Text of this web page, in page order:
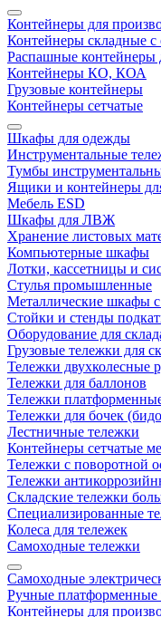
Контейнеры для
Контейнеры складные
Распашные контейнеры
Контейнеры КО, КОА
Грузовые контейнеры
Контейнеры сетчатые
Шкафы для одежды
Инструментальные
Тумбы
Ящики и контейнеры
Мебель ESD
Шкафы для ЛВЖ
Хранение листовых
Компьютерные шкафы
Лотки, кассетницы и
Стулья промышленные
Металлические шкафы
Стойки и стенды
Оборудование для
Грузовые тележки для
Тележки двухколесные
Тележки для баллонов
Тележки
Тележки для бочек
Лестничные тележки
Контейнеры сетчатые
Тележки с поворотной
Тележки
Складские тележки
Специализированные
Колеса для тележек
Самоходные тележки
Самоходные
Ручные платформенные
Контейнеры для